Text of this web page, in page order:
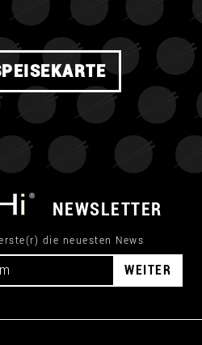
NEWSLETTER
die neuesten News
WEITER